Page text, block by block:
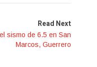
Read Next
sismo de 6.5 en San
Marcos, Guerrero